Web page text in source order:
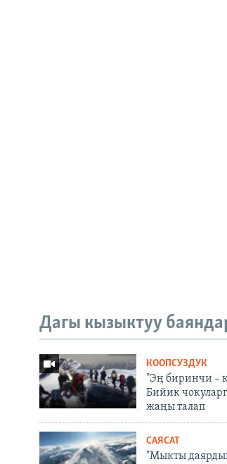
Дагы кызыктуу
КООПСУЗДУК
"Эң биринчи –
Бийик
жаңы талап
САЯСАТ
"Мыкты